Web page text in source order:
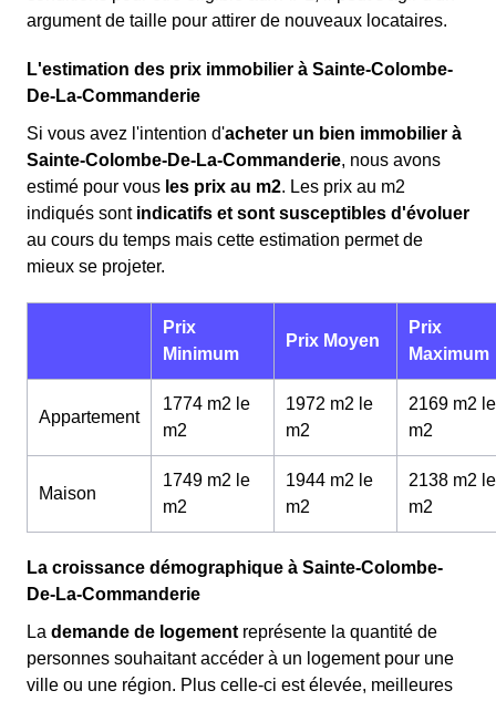
argument de taille pour attirer de nouveaux locataires.
L'estimation des prix immobilier à Sainte-Colombe-
De-La-Commanderie
Si vous avez l'intention d'acheter un bien immobilier à
Sainte-Colombe-De-La-Commanderie, nous avons
estimé pour vous les prix au m2. Les prix au m2
indiqués sont indicatifs et sont susceptibles d'évoluer
au cours du temps mais cette estimation permet de
mieux se projeter.
Prix
Minimum
Prix Moyen
Prix
Maximum
Appartement
1774 m2 le
m2
1972 m2 le
m2
2169 m2 le
m2
Maison
1749 m2 le
m2
1944 m2 le
m2
2138 m2 le
m2
La croissance démographique à Sainte-Colombe-
De-La-Commanderie
La demande de logement représente la quantité de
personnes souhaitant accéder à un logement pour une
ville ou une région. Plus celle-ci est élevée, meilleures